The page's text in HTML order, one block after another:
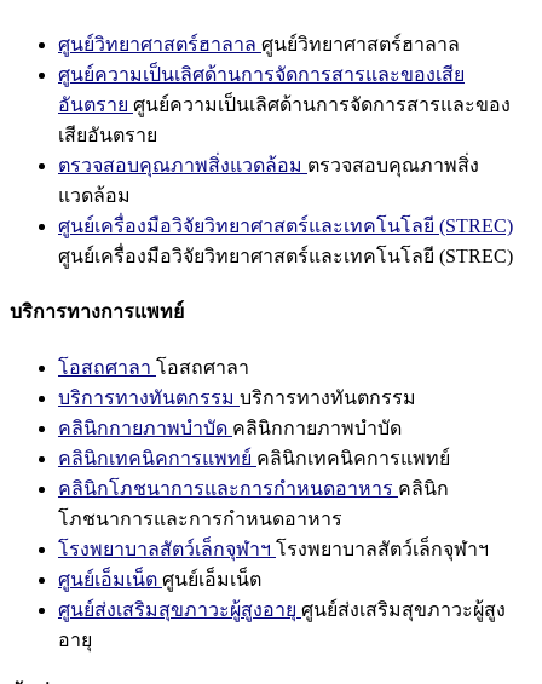
ศูนย์วิทยาศาสตร์ฮาลาล ศูนย์วิทยาศาสตร์ฮาลาล
ศูนย์ความเป็นเลิศด้านการจัดการสารและของเสีย
อันตราย ศูนย์ความเป็นเลิศด้านการจัดการสารและของ
เสียอันตราย
ตรวจสอบคุณภาพสิ่งแวดล้อม ตรวจสอบคุณภาพสิ่ง
แวดล้อม
ศูนย์เครื่องมือวิจัยวิทยาศาสตร์และเทคโนโลยี (STREC)
ศูนย์เครื่องมือวิจัยวิทยาศาสตร์และเทคโนโลยี (STREC)
บริการทางการแพทย์
โอสถศาลา โอสถศาลา
บริการทางทันตกรรม บริการทางทันตกรรม
คลินิกกายภาพบำบัด คลินิกกายภาพบำบัด
คลินิกเทคนิคการแพทย์ คลินิกเทคนิคการแพทย์
คลินิกโภชนาการและการกำหนดอาหาร คลินิก
โภชนาการและการกำหนดอาหาร
โรงพยาบาลสัตว์เล็กจุฬาฯ โรงพยาบาลสัตว์เล็กจุฬาฯ
ศูนย์เอ็มเน็ต ศูนย์เอ็มเน็ต
ศูนย์ส่งเสริมสุขภาวะผู้สูงอายุ ศูนย์ส่งเสริมสุขภาวะผู้สูง
อายุ